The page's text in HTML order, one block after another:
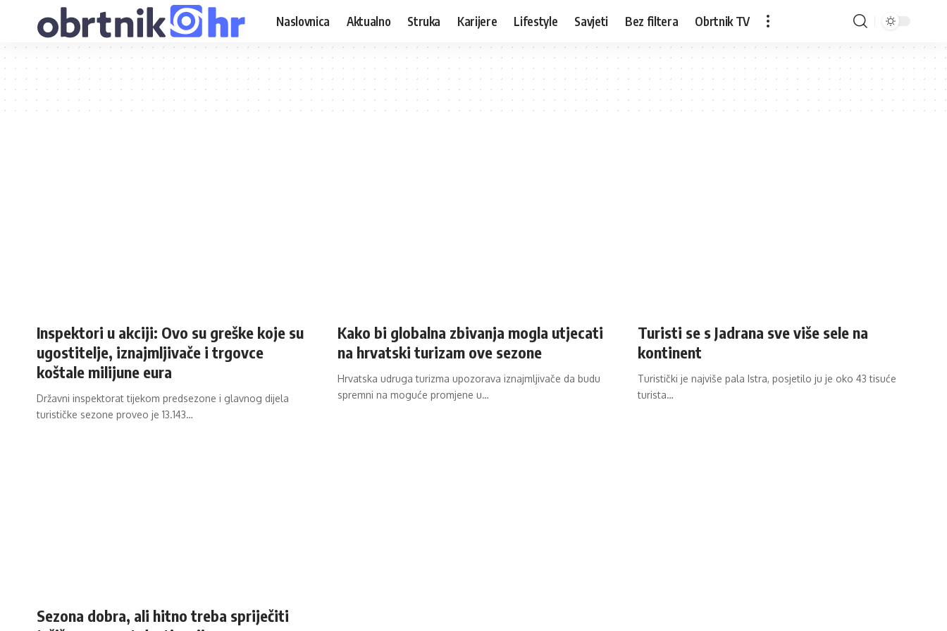
Naslovnica Aktualno Struka Karijere Lifestyle Savjeti Bez filtera Obrtnik TV
Inspektori u akciji: Ovo su greške koje su
ugostitelje, iznajmljivače i trgovce
koštale milijune eura
Državni inspektorat tijekom predsezone i glavnog dijela
turističke sezone proveo je 13.143…
Kako bi globalna zbivanja mogla utjecati
na hrvatski turizam ove sezone
Hrvatska udruga turizma upozorava iznajmljivače da budu
spremni na moguće promjene u…
Turisti se s Jadrana sve više sele na
kontinent
Turistički je najviše pala Istra, posjetilo ju je oko 43 tisuće
turista…
Sezona dobra, ali hitno treba spriječiti